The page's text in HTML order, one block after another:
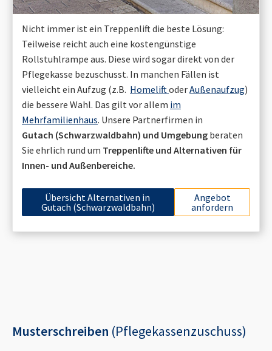
Nicht immer ist ein Treppenlift die beste Lösung:
Teilweise reicht auch eine kostengünstige
Rollstuhlrampe aus. Diese wird sogar direkt von der
Pflegekasse bezuschusst. In manchen Fällen ist
vielleicht ein Aufzug (z.B. HomeliftoderAußenaufzug)
die bessere Wahl. Das gilt vor allem im
Mehrfamilienhaus. Unsere Partnerfirmen in
Gutach (Schwarzwaldbahn) und Umgebung beraten
Sie ehrlich rund um Treppenlifte und Alternativen für
Innen- und Außenbereiche.
Übersicht Alternativen in
Gutach (Schwarzwaldbahn)
Angebot
anfordern
Musterschreiben (Pflegekassenzuschuss)